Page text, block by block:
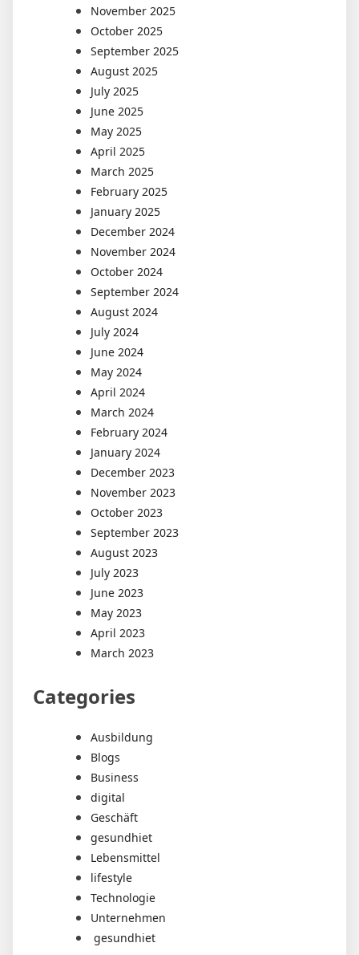
November 2025
October 2025
September 2025
August 2025
July 2025
June 2025
May 2025
April 2025
March 2025
February 2025
January 2025
December 2024
November 2024
October 2024
September 2024
August 2024
July 2024
June 2024
May 2024
April 2024
March 2024
February 2024
January 2024
December 2023
November 2023
October 2023
September 2023
August 2023
July 2023
June 2023
May 2023
April 2023
March 2023
Categories
Ausbildung
Blogs
Business
digital
Geschäft
gesundhiet
Lebensmittel
lifestyle
Technologie
Unternehmen
gesundhiet